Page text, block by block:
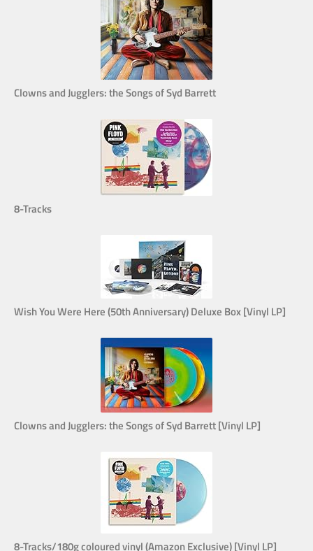
Clowns and Jugglers: the Songs of Syd Barrett
8-Tracks
Wish You Were Here (50th Anniversary) Deluxe Box [Vinyl LP]
Clowns and Jugglers: the Songs of Syd Barrett [Vinyl LP]
8-Tracks/180g coloured vinyl (Amazon Exclusive) [Vinyl LP]